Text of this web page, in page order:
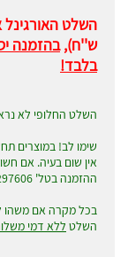
ש''ח),
בלבד!
השלט החלופי לא
אין שום בעיה. אם
ההזמנה בטל' 052-4297606
בכל מקרה אם משהו
השלט ללא דמי